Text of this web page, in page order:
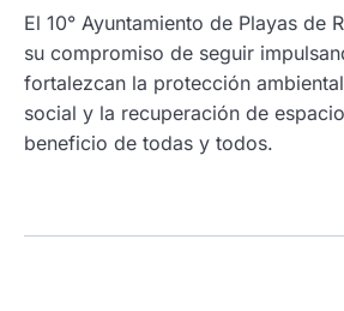
El 10° Ayuntamiento de Playas de
su compromiso de seguir
fortalezcan la protección
social y la recuperación de
beneficio de todas y todos.